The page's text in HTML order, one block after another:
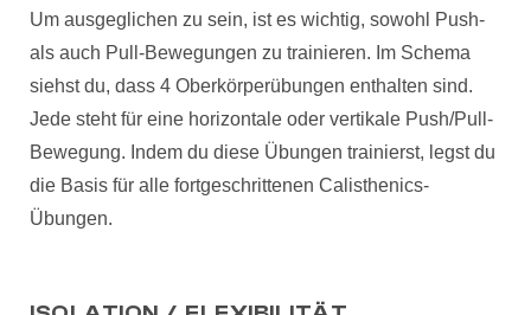
Um ausgeglichen zu sein, ist es wichtig, sowohl Push-
als auch Pull-Bewegungen zu trainieren. Im Schema
siehst du, dass 4 Oberkörperübungen enthalten sind.
Jede steht für eine horizontale oder vertikale Push/Pull-
Bewegung. Indem du diese Übungen trainierst, legst du
die Basis für alle fortgeschrittenen Calisthenics-
Übungen.